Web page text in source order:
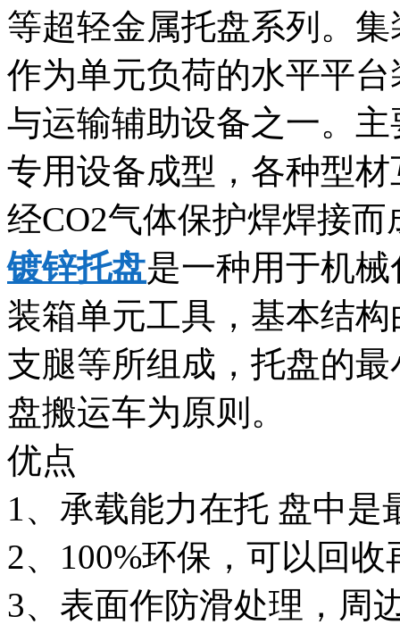
等超轻金属托盘系列。
作为单元负荷的水平平
与运输辅助设备之一。
专用设备成型，各种型
经CO2气体保护焊焊接而
镀锌托盘是一种用于机
装箱单元工具，基本结
支腿等所组成，托盘的
盘搬运车为原则。
优点
1、承载能力在托 盘中是
2、100%环保，可以回
3、表面作防滑处理，周